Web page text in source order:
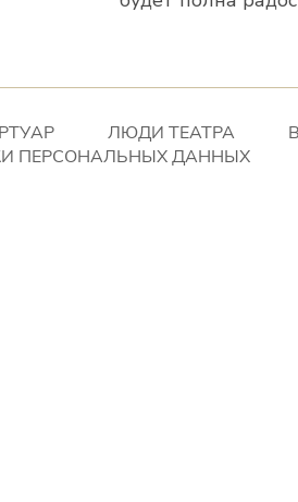
ЛЮДИ ТЕАТРА
ПЕРСОНАЛЬНЫХ ДАННЫХ